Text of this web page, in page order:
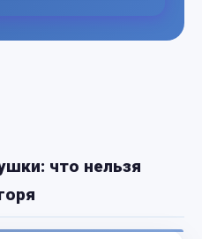
что нельзя